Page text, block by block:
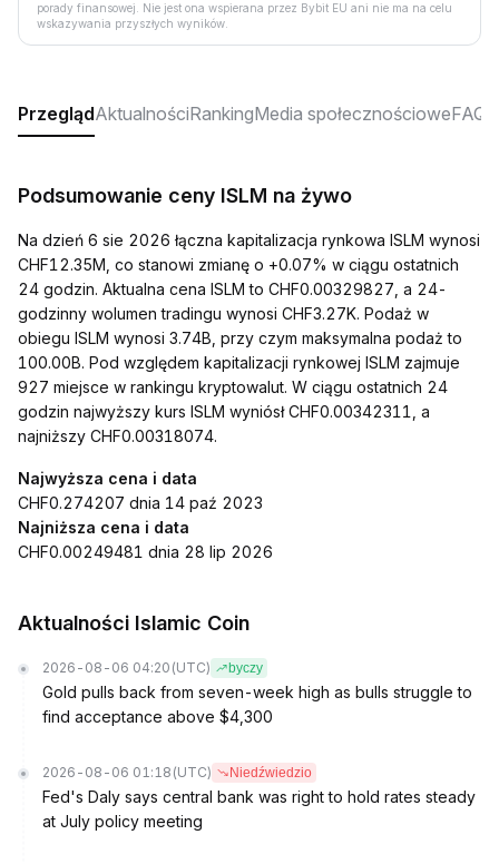
porady finansowej. Nie jest ona wspierana przez Bybit EU ani nie ma na celu
wskazywania przyszłych wyników.
PrzeglądAktualnościRankingMedia społecznościoweFAQ
Podsumowanie ceny ISLM na żywo
Na dzień 6 sie 2026 łączna kapitalizacja rynkowa ISLM wynosi
CHF12.35M, co stanowi zmianę o +0.07% w ciągu ostatnich
24 godzin. Aktualna cena ISLM to CHF0.00329827, a 24-
godzinny wolumen tradingu wynosi CHF3.27K. Podaż w
obiegu ISLM wynosi 3.74B, przy czym maksymalna podaż to
100.00B. Pod względem kapitalizacji rynkowej ISLM zajmuje
927 miejsce w rankingu kryptowalut. W ciągu ostatnich 24
godzin najwyższy kurs ISLM wyniósł CHF0.00342311, a
najniższy CHF0.00318074.
Najwyższa cena i data
CHF0.274207 dnia 14 paź 2023
Najniższa cena i data
CHF0.00249481 dnia 28 lip 2026
Aktualności Islamic Coin
2026-08-06 04:20 (UTC) byczy
Gold pulls back from seven-week high as bulls struggle to
find acceptance above $4,300
2026-08-06 01:18 (UTC) Niedźwiedzio
Fed's Daly says central bank was right to hold rates steady
at July policy meeting